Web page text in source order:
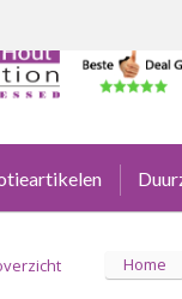
Home